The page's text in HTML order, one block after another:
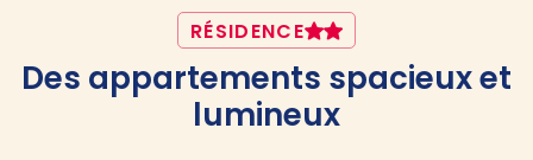
RÉSIDENCE
Des appartements spacieux et
lumineux